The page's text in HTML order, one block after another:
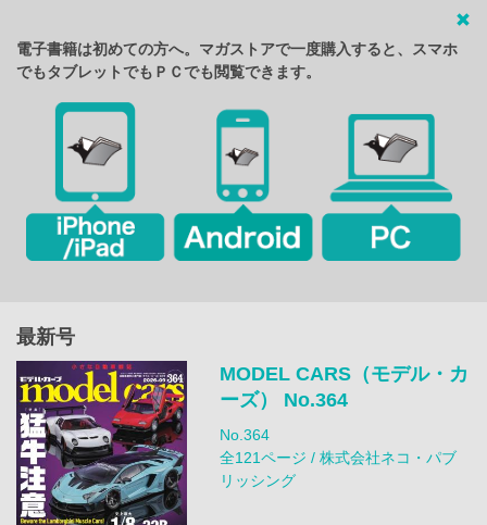
電子書籍は初めての方へ。マガストアで一度購入すると、スマホ
でもタブレットでもＰＣでも閲覧できます。
最新号
MODEL CARS（モデル・カ
ーズ） No.364
No.364
全121ページ / 株式会社ネコ・パブ
リッシング